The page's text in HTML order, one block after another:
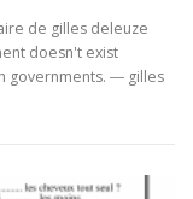
de gilles deleuze
doesn't exist
governments. ― gilles